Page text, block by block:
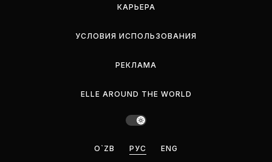
КАРЬЕРА
УСЛОВИЯ ИСПОЛЬЗОВАНИЯ
РЕКЛАМА
ELLE AROUND THE WORLD
O`ZB РУС ENG